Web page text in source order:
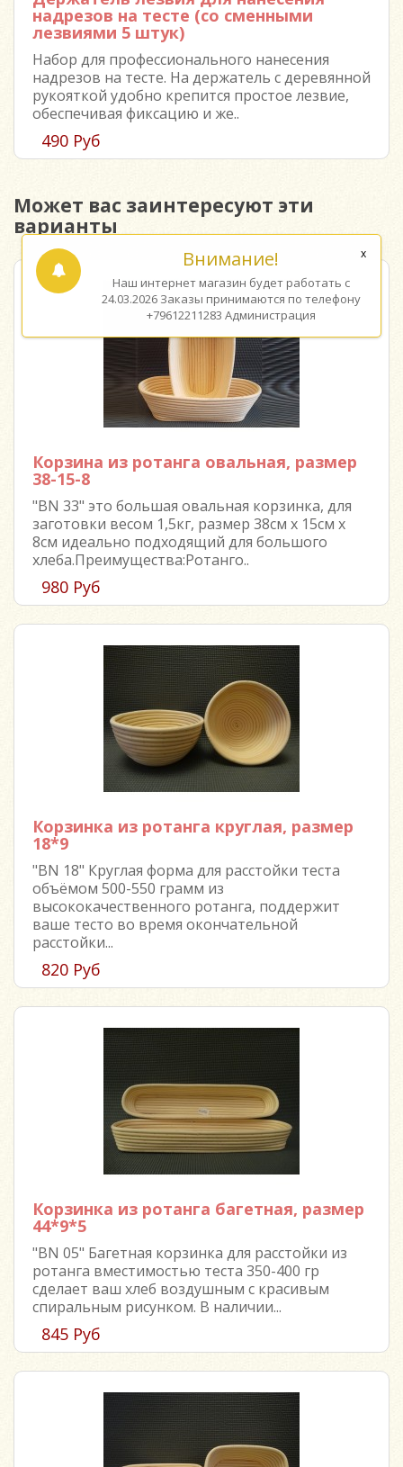
надрезов на тесте (со сменными
лезвиями 5 штук)
Набор для профессионального нанесения
надрезов на тесте. На держатель с деревянной
рукояткой удобно крепится простое лезвие,
обеспечивая фиксацию и же..
490 Руб
Может вас заинтересуют эти
варианты
Корзина из ротанга овальная, размер
38-15-8
"BN 33" это большая овальная корзинка, для
заготовки весом 1,5кг, размер 38см х 15см х
8см идеально подходящий для большого
хлеба.Преимущества:Ротанго..
980 Руб
Корзинка из ротанга круглая, размер
18*9
"BN 18" Круглая форма для расстойки теста
объёмом 500-550 грамм из
высококачественного ротанга, поддержит
ваше тесто во время окончательной
расстойки...
820 Руб
Корзинка из ротанга багетная, размер
44*9*5
"BN 05" Багетная корзинка для расстойки из
ротанга вместимостью теста 350-400 гр
сделает ваш хлеб воздушным с красивым
спиральным рисунком. В наличии...
845 Руб
Внимание!
Наш интернет магазин будет работать с
24.03.2026 Заказы принимаются по телефону
+79612211283 Администрация